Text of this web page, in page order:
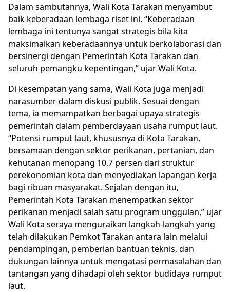
Dalam sambutannya, Wali Kota Tarakan menyambut
baik keberadaan lembaga riset ini. “Keberadaan
lembaga ini tentunya sangat strategis bila kita
maksimalkan keberadaannya untuk berkolaborasi dan
bersinergi dengan Pemerintah Kota Tarakan dan
seluruh pemangku kepentingan,” ujar Wali Kota.
Di kesempatan yang sama, Wali Kota juga menjadi
narasumber dalam diskusi publik. Sesuai dengan
tema, ia memampatkan berbagai upaya strategis
pemerintah dalam pemberdayaan usaha rumput laut.
“Potensi rumput laut, khususnya di Kota Tarakan,
bersamaan dengan sektor perikanan, pertanian, dan
kehutanan menopang 10,7 persen dari struktur
perekonomian kota dan menyediakan lapangan kerja
bagi ribuan masyarakat. Sejalan dengan itu,
Pemerintah Kota Tarakan menempatkan sektor
perikanan menjadi salah satu program unggulan,” ujar
Wali Kota seraya menguraikan langkah-langkah yang
telah dilakukan Pemkot Tarakan antara lain melalui
pendampingan, pemberian bantuan teknis, dan
dukungan lainnya untuk mengatasi permasalahan dan
tantangan yang dihadapi oleh sektor budidaya rumput
laut.